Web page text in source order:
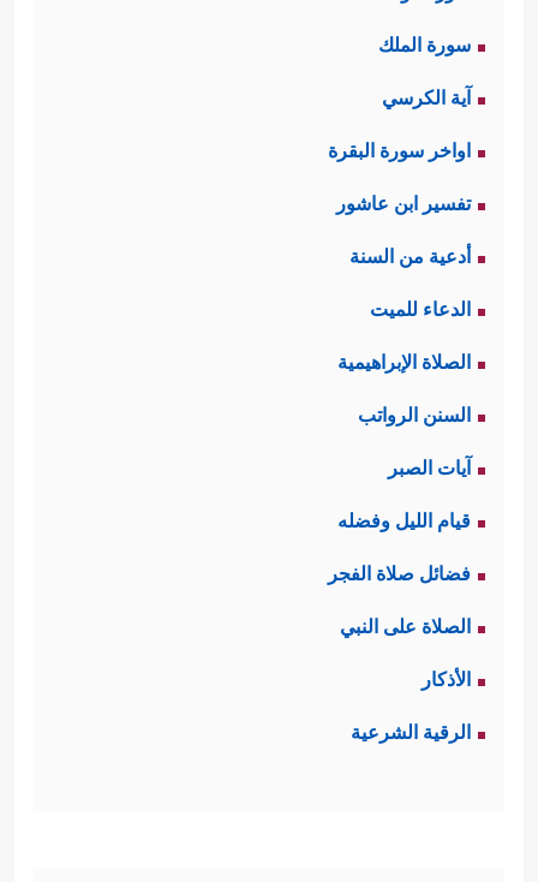
سورة الملك
آية الكرسي
اواخر سورة البقرة
تفسير ابن عاشور
أدعية من السنة
الدعاء للميت
الصلاة الإبراهيمية
السنن الرواتب
آيات الصبر
قيام الليل وفضله
فضائل صلاة الفجر
الصلاة على النبي
الأذكار
الرقية الشرعية